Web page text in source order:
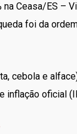
na Ceasa/ES
foi da
cebola e
inflação oficial